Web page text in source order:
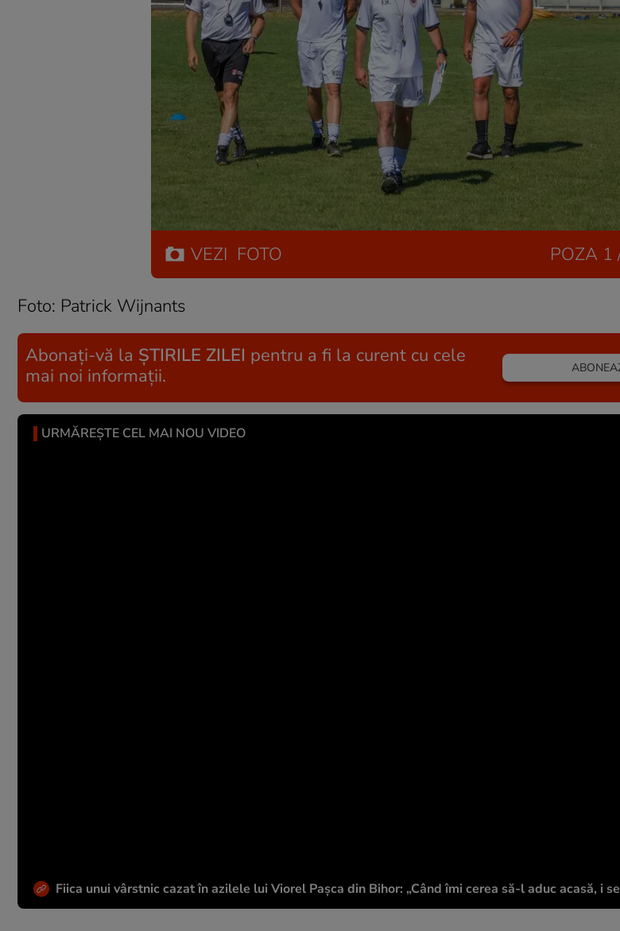
VEZI FOTO POZA 1
Foto: Patrick Wijnants
Abonați-vă la ȘTIRILE ZILEI pentru a fi la curent cu cele
mai noi informații.
URMĂREȘTE CEL MAI NOU VIDEO
Fiica unui vârstnic cazat în azilele lui Viorel Pașca din Bihor: „Când îmi cerea să-l aduc acasă, i